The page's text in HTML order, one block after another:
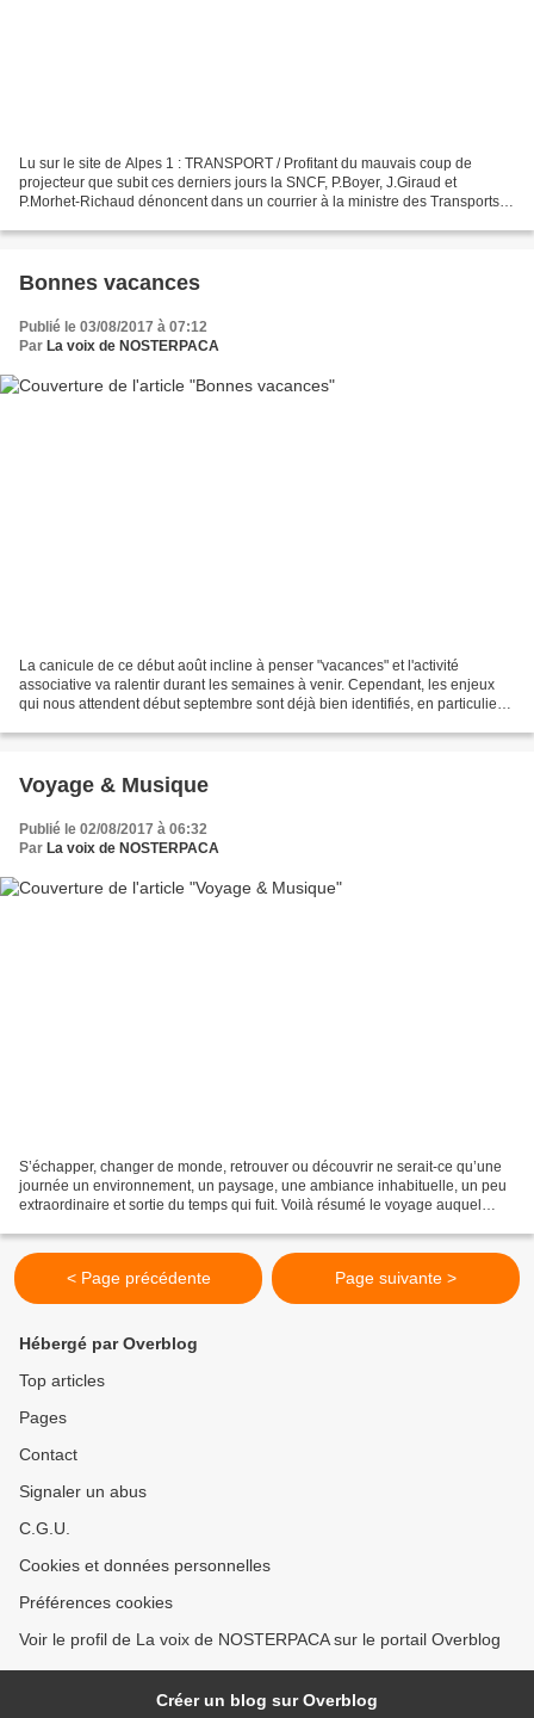
Lu sur le site de Alpes 1 : TRANSPORT / Profitant du mauvais coup de
projecteur que subit ces derniers jours la SNCF, P.Boyer, J.Giraud et
P.Morhet-Richaud dénoncent dans un courrier à la ministre des Transports
Bonnes vacances
Publié le 03/08/2017 à 07:12
Par La voix de NOSTERPACA
La canicule de ce début août incline à penser "vacances" et l'activité
associative va ralentir durant les semaines à venir. Cependant, les enjeux
qui nous attendent début septembre sont déjà bien identifiés, en particulier
Voyage & Musique
Publié le 02/08/2017 à 06:32
Par La voix de NOSTERPACA
S’échapper, changer de monde, retrouver ou découvrir ne serait-ce qu’une
journée un environnement, un paysage, une ambiance inhabituelle, un peu
extraordinaire et sortie du temps qui fuit. Voilà résumé le voyage auquel
< Page précédente Page suivante >
Hébergé par Overblog
Top articles
Pages
Contact
Signaler un abus
C.G.U.
Cookies et données personnelles
Préférences cookies
Voir le profil de La voix de NOSTERPACA sur le portail Overblog
Créer un blog sur Overblog